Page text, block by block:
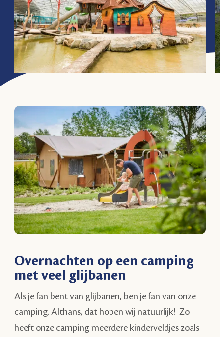
Overnachten op een camping
met veel glijbanen
Als je fan bent van glijbanen, ben je fan van onze
camping. Althans, dat hopen wij natuurlijk! Zo
heeft onze camping meerdere kinderveldjes zoals